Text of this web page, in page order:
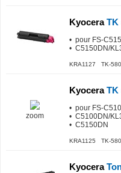
KyoceraTK
• pour FS-
• C5150DN/
KRA1127 TK-
zoom
KyoceraTK
• pour FS-
• C5100DN/
• C5150DN
KRA1125 TK-
Kyocera